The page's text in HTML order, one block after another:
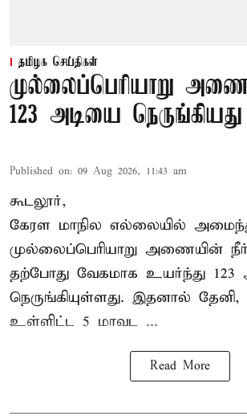
தமிழக செய்திகள்
முல்லைப்பெரியாறு
123 அடியை நெருங்கியது
Published on: 09 Aug 2026, 11:43 am
கூடலூர்,
கேரள மாநில எல்லையில்
முல்லைப்பெரியாறு அணையின்
தற்போது வேகமாக உயர்ந்து 123
நெருங்கியுள்ளது. இதனால்
உள்ளிட்ட 5 மாவட ...
Read More